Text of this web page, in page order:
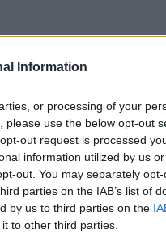
Information
or processing of your
use the below opt-out
out request is processed
information utilized by us
out. You may separately
parties on the IAB’s list of
by us to third parties on the
to other third parties.